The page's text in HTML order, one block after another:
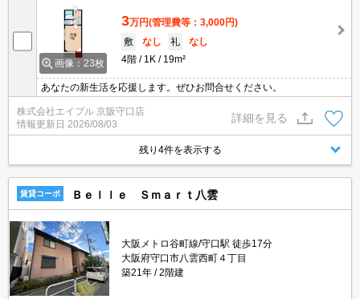
画像：23枚
3万円(管理費等：3,000円)
敷
なし 礼
なし
4階
1K 19m²
あなたの新生活を応援します。ぜひお問合せください。
株式会社エイブル 京阪守口店
情報更新日 2026/08/03
詳細を見る
残り4件を表示する
賃貸コーポ Ｂｅｌｌｅ Ｓｍａｒｔ八雲
大阪メトロ谷町線/守口駅 徒歩17分
大阪府守口市八雲西町４丁目
築21年
2階建